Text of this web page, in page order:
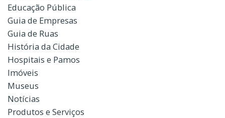
Educação Pública
Guia de Empresas
Guia de Ruas
História da Cidade
Hospitais e Pamos
Imóveis
Museus
Notícias
Produtos e Serviços